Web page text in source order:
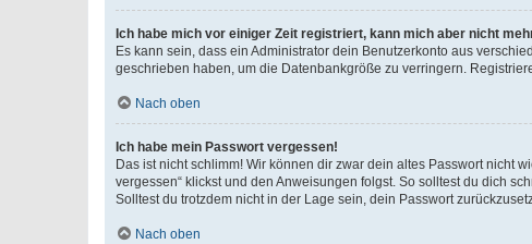
Ich habe mich vor einiger Zeit registriert, kann mich aber nicht
Es kann sein, dass ein Administrator dein Benutzerkonto aus
geschrieben haben, um die Datenbankgröße zu verringern.
Nach oben
Ich habe mein Passwort vergessen!
Das ist nicht schlimm! Wir können dir zwar dein altes Passwort nicht
vergessen“ klickst und den Anweisungen folgst. So solltest du dich
Solltest du trotzdem nicht in der Lage sein, dein Passwort
Nach oben